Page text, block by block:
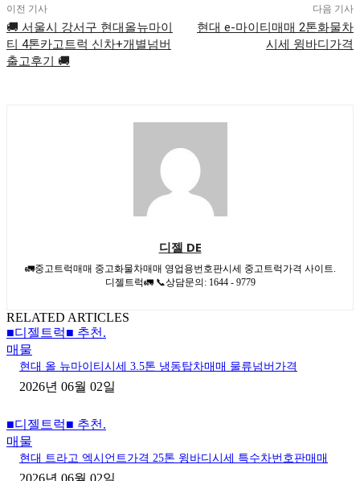
이전 기사
🚚 서울시 강서구 현대올뉴마이
티 4톤카고트럭 신차+개별넘버
출고후기 🚚
다음 기사
현대 e-마이티매매 2톤화물차
시세 윙바디가격
디젤 DE
🚛중고트럭매매 중고화물차매매 영업용번호판시세 중고트럭가격 사이트.
디젤트럭🚛 📞상담문의: 1644 - 9779
RELATED ARTICLES
■디젤트럭■ 추천.
매물
현대 올 뉴마이티시세 3.5톤 냉동탑차매매 물류넘버가격
2026년 06월 02일
■디젤트럭■ 추천.
매물
현대 트라고 엑시언트가격 25톤 윙바디시세 특수차번호판매매
2026년 06월 02일